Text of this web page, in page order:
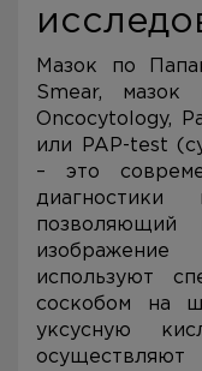
Мазок по
Smear, мазок
Oncocytology,
или PAP-test
– это
позволяющий
используют
соскобом на
уксусную